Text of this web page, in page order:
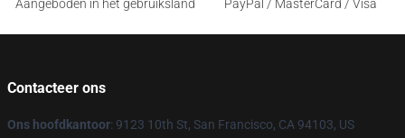
Aangeboden in het gebruiksland
PayPal / MasterCard / Visa
Contacteer ons
Ons hoofdkantoor: 9123 10th St, San Francisco, CA 94103, US